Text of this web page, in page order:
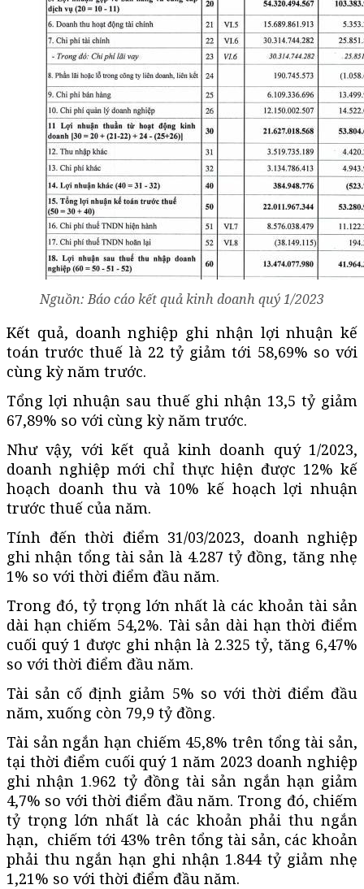
Nguồn: Báo cáo kết quả kinh doanh quý 1/2023
Kết quả, doanh nghiệp ghi nhận lợi nhuận kế
toán trước thuế là 22 tỷ giảm tới 58,69% so với
cùng kỳ năm trước.
Tổng lợi nhuận sau thuế ghi nhận 13,5 tỷ giảm
67,89% so với cùng kỳ năm trước.
Như vậy, với kết quả kinh doanh quý 1/2023,
doanh nghiệp mới chỉ thực hiện được 12% kế
hoạch doanh thu và 10% kế hoạch lợi nhuận
trước thuế của năm.
Tính đến thời điểm 31/03/2023, doanh nghiệp
ghi nhận tổng tài sản là 4.287 tỷ đồng, tăng nhẹ
1% so với thời điểm đầu năm.
Trong đó, tỷ trọng lớn nhất là các khoản tài sản
dài hạn chiếm 54,2%. Tài sản dài hạn thời điểm
cuối quý 1 được ghi nhận là 2.325 tỷ, tăng 6,47%
so với thời điểm đầu năm.
Tài sản cố định giảm 5% so với thời điểm đầu
năm, xuống còn 79,9 tỷ đồng.
Tài sản ngắn hạn chiếm 45,8% trên tổng tài sản,
tại thời điểm cuối quý 1 năm 2023 doanh nghiệp
ghi nhận 1.962 tỷ đồng tài sản ngắn hạn giảm
4,7% so với thời điểm đầu năm. Trong đó, chiếm
tỷ trọng lớn nhất là các khoản phải thu ngắn
hạn, chiếm tới 43% trên tổng tài sản, các khoản
phải thu ngắn hạn ghi nhận 1.844 tỷ giảm nhẹ
1,21% so với thời điểm đầu năm.